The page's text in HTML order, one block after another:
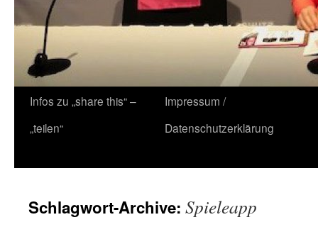
Zum
Inhalt
Infos zu „share this“ –
„teilen“
Impressum /
Datenschutzerklärung
Schlagwort-Archive: Spieleapp